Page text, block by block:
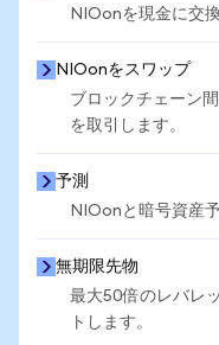
NIOonを現金に交
NIOonをスワップ
ブロックチェーン
を取引します。
予測
NIOonと暗号資産
無期限先物
最大50倍のレバレ
トします。